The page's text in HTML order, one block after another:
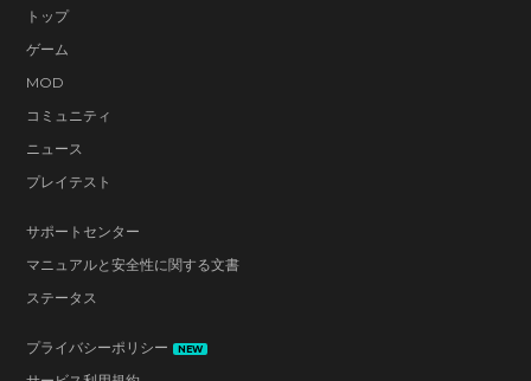
トップ
ゲーム
MOD
コミュニティ
ニュース
プレイテスト
サポートセンター
マニュアルと安全性に関する文書
ステータス
プライバシーポリシー NEW